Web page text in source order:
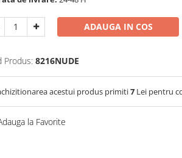
ADAUGA IN COS
Produs: 8216NUDE
acestui produs primiti7 Lei pentru
la Favorite